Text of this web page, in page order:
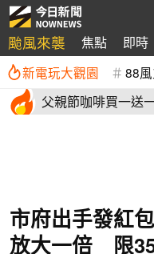
颱風來襲 焦點 即時
新電玩大觀園 88
父親節咖啡買一送
市府出手發紅
放大一倍 限